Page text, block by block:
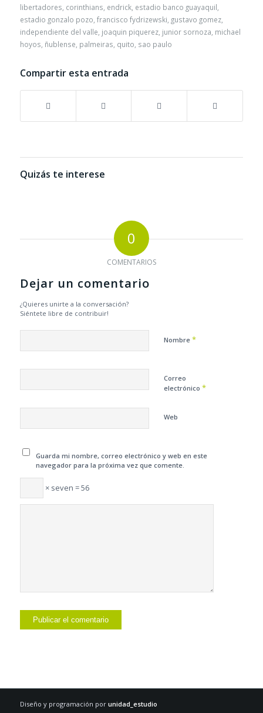
libertadores corinthians endrick, estadio banco guayaquil
estadio gonzalo pozo francisco fydrizewski gustavo gomez,
independiente del valle joaquin piquerez, junior sornoza michael
hoyos ñublense palmeiras quito sao paulo
Compartir esta entrada
Quizás te interese
0
COMENTARIOS
Dejar un comentario
¿Quieres unirte a la conversación?
Siéntete libre de contribuir!
Nombre *
Correo
electrónico *
Web
Guarda mi nombre, correo electrónico y web en este
navegador para la próxima vez que comente.
× seven = 56
Diseño y programación por unidad_estudio